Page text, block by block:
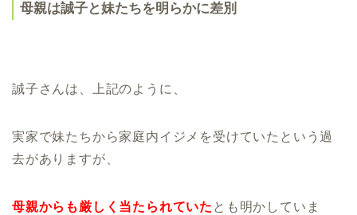
母親は誠子と妹たちを明らかに差別
誠子さんは、上記のように、
実家で妹たちから家庭内イジメを受けていたという過
去がありますが、
母親からも厳しく当たられていた とも明かしていま